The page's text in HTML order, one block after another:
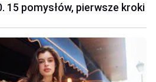
15 pomysłów, pierwsze kroki